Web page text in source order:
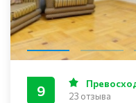
9 23 отзыва